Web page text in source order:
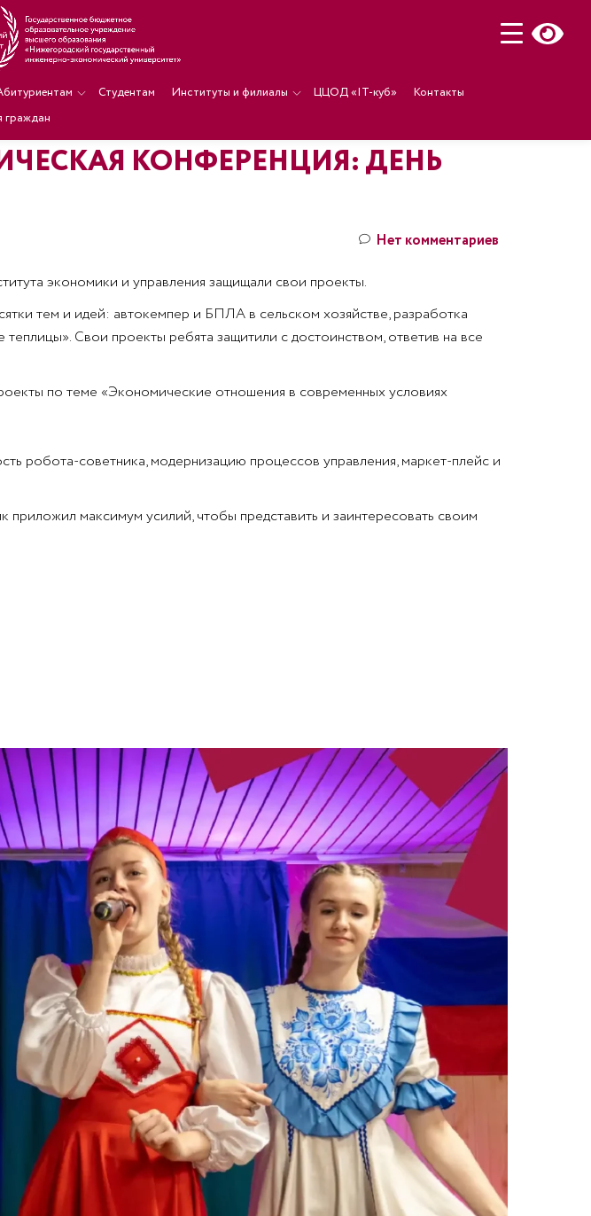
Студентам Институты и филиалы ЦЦОД «IT-куб»
Контакты
граждан
КОНФЕРЕНЦИЯ: ДЕНЬ
Нет комментариев
экономики и управления защищали свои проекты.
тем и идей: автокемпер и БПЛА в сельском хозяйстве, разработка
Свои проекты ребята защитили с достоинством, ответив на все
по теме «Экономические отношения в современных условиях
робота-советника, модернизацию процессов управления, маркет-плейс и
максимум усилий, чтобы представить и заинтересовать своим